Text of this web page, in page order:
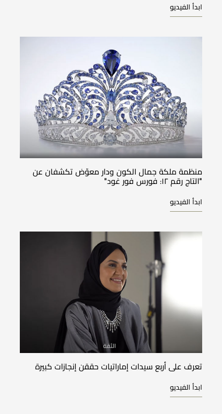
ابدأ الفيديو
منظمة ملكة جمال الكون ودار معوّض تكشفان عن
"التاج رقم ١٢: فورس فور غود"
ابدأ الفيديو
تعرف على أربع سيدات إماراتيات حققن إنجازات كبيرة
ابدأ الفيديو